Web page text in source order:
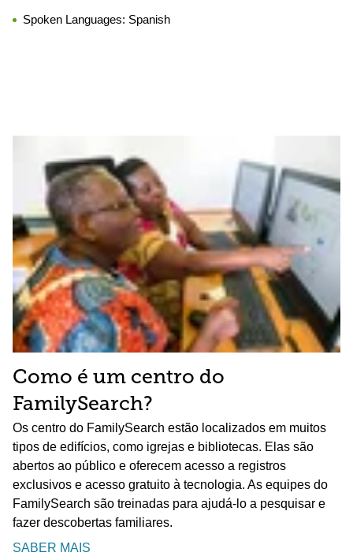
Spoken Languages: Spanish
Como é um centro do
FamilySearch?
Os centro do FamilySearch estão localizados em muitos
tipos de edifícios, como igrejas e bibliotecas. Elas são
abertos ao público e oferecem acesso a registros
exclusivos e acesso gratuito à tecnologia. As equipes do
FamilySearch são treinadas para ajudá-lo a pesquisar e
fazer descobertas familiares.
SABER MAIS